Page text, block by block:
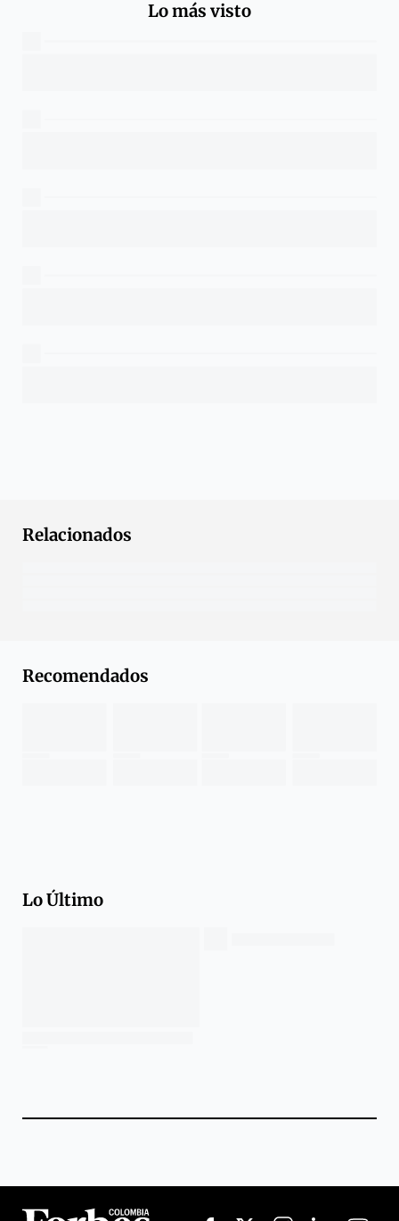
Lo más visto
Relacionados
Recomendados
Lo Último